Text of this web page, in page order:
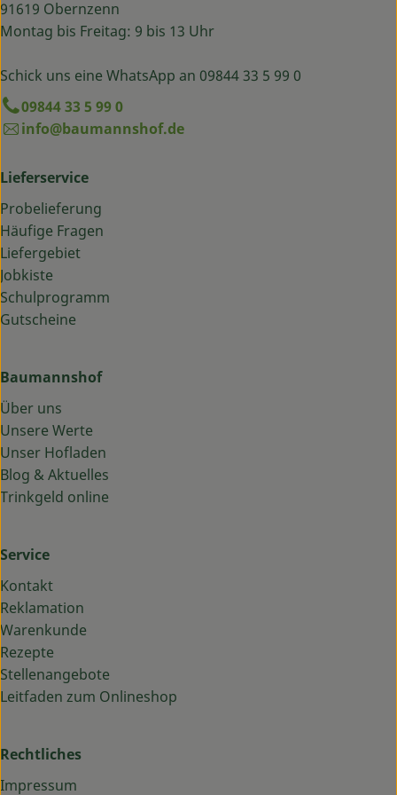
91619 Obernzenn
Montag bis Freitag: 9 bis 13 Uhr
Schick uns eine WhatsApp an 09844 33 5 99 0
09844 33 5 99 0
info@baumannshof.de
Lieferservice
Probelieferung
Häufige Fragen
Liefergebiet
Jobkiste
Schulprogramm
Gutscheine
Baumannshof
Über uns
Unsere Werte
Unser Hofladen
Blog & Aktuelles
Trinkgeld online
Service
Kontakt
Reklamation
Warenkunde
Rezepte
Stellenangebote
Leitfaden zum Onlineshop
Rechtliches
Impressum